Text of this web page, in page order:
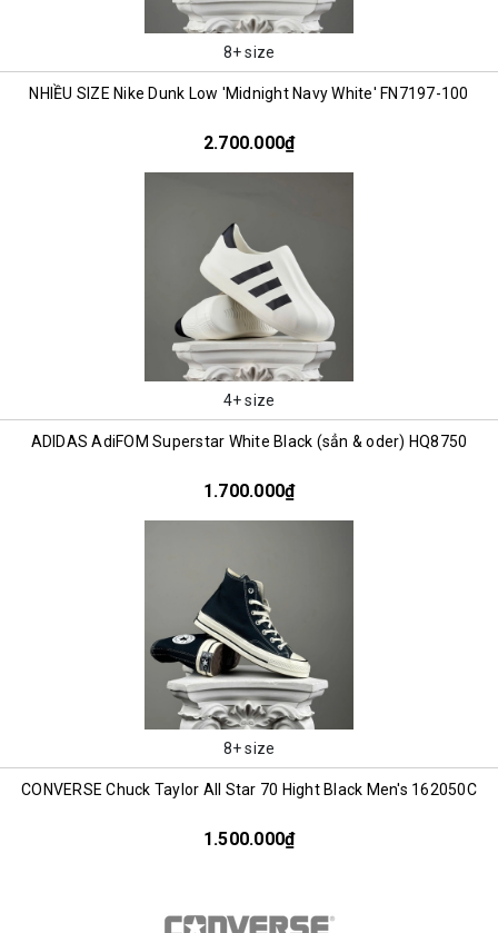
8+ size
NHIỀU SIZE Nike Dunk Low 'Midnight Navy White' FN7197-100
2.700.000₫
4+ size
ADIDAS AdiFOM Superstar White Black (sẳn & oder) HQ8750
1.700.000₫
8+ size
CONVERSE Chuck Taylor All Star 70 Hight Black Men's 162050C
1.500.000₫